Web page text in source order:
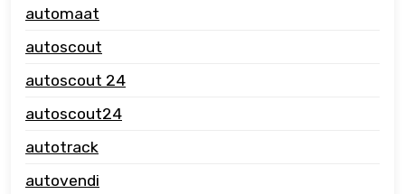
automaat
autoscout
autoscout 24
autoscout24
autotrack
autovendi